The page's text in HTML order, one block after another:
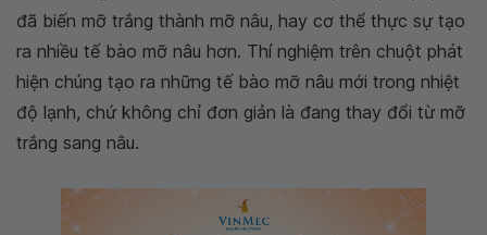
đã biến mỡ trắng thành mỡ nâu, hay cơ thể thực sự tạo
ra nhiều tế bào mỡ nâu hơn. Thí nghiệm trên chuột phát
hiện chúng tạo ra những tế bào mỡ nâu mới trong nhiệt
độ lạnh, chứ không chỉ đơn giản là đang thay đổi từ mỡ
trắng sang nâu.